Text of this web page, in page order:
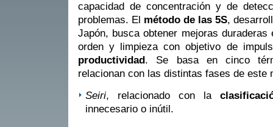
capacidad de concentración y de
problemas. El método de las 5S,
Japón, busca obtener mejoras
orden y limpieza con objetivo de
productividad . Se basa en cinco
relacionan con las distintas fases de este
Seiri, relacionado con la
innecesario o inútil.